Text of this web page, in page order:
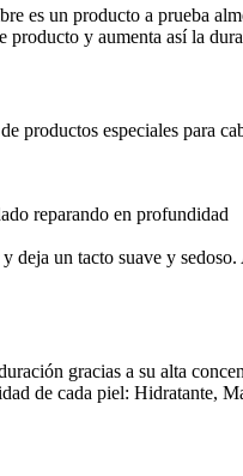
es un producto a prueba
producto y aumenta así la
productos especiales para
reparando en profundidad
un tacto suave y
gracias a su alta
de cada piel: Hidratante,